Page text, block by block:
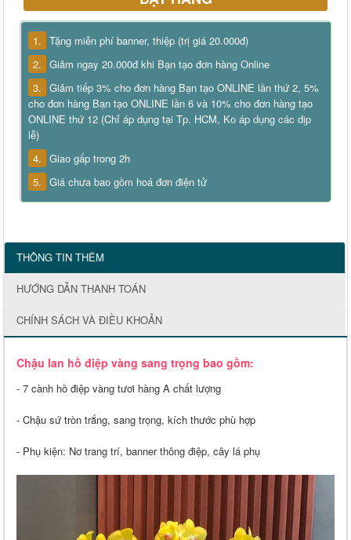
1. Tặng miễn phí banner, thiệp (trị giá 20.000đ)
2. Giảm ngay 20.000đ khi Bạn tạo đơn hàng Online
3. Giảm tiếp 3% cho đơn hàng Bạn tạo ONLINE lần thứ 2, 5%
cho đơn hàng Bạn tạo ONLINE lần 6 và 10% cho đơn hàng tạo
ONLINE thứ 12 (Chỉ áp dụng tại Tp. HCM, Ko áp dụng các dịp
lễ)
4. Giao gấp trong 2h
5. Giá chưa bao gồm hoá đơn điện tử
THÔNG TIN THÊM
HƯỚNG DẪN THANH TOÁN
CHÍNH SÁCH VÀ ĐIỀU KHOẢN
Chậu lan hồ điệp vàng sang trọng bao gồm:
- 7 cành hồ điệp vàng tươi hàng A chất lượng
- Chậu sứ tròn trắng, sang trọng, kích thước phù hợp
- Phụ kiện: Nơ trang trí, banner thông điệp, cây lá phụ